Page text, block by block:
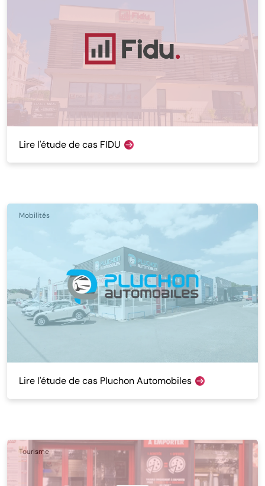
Lire l'étude de cas FIDU
Mobilités
Lire l'étude de cas Pluchon Automobiles
Tourisme